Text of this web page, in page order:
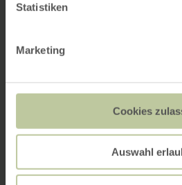
Statistiken
Marketing
Cookies
Auswahl